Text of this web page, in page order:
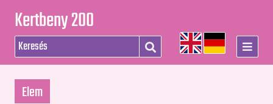
Kertbeny 200
Elem